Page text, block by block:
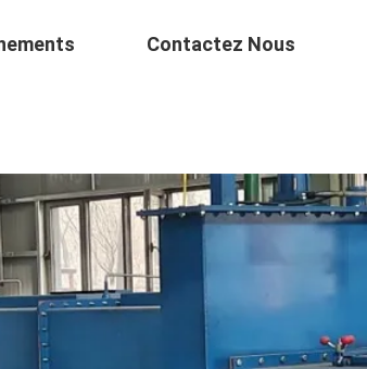
Contactez Nous